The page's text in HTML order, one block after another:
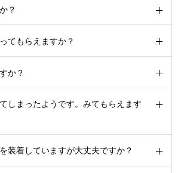
？
てもらえますか？
か？
しまったようです。みてもらえます
装着していますが大丈夫ですか？